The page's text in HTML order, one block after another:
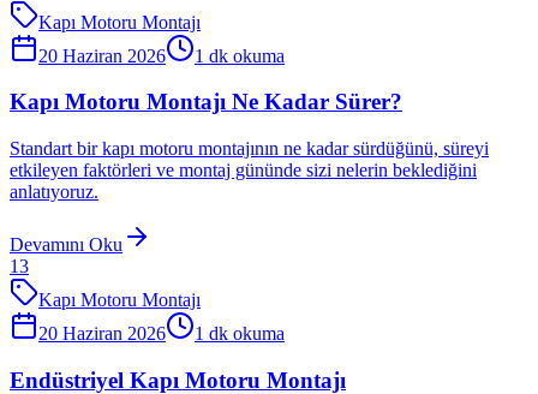
Kapı Motoru Montajı
20 Haziran 2026
1 dk okuma
Kapı Motoru Montajı Ne Kadar Sürer?
Standart bir kapı motoru montajının ne kadar sürdüğünü, süreyi
etkileyen faktörleri ve montaj gününde sizi nelerin beklediğini
anlatıyoruz.
Devamını Oku
13
Kapı Motoru Montajı
20 Haziran 2026
1 dk okuma
Endüstriyel Kapı Motoru Montajı